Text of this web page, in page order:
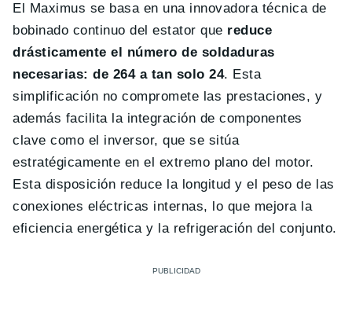
El Maximus se basa en una innovadora técnica de
bobinado continuo del estator que reduce
drásticamente el número de soldaduras
necesarias: de 264 a tan solo 24. Esta
simplificación no compromete las prestaciones, y
además facilita la integración de componentes
clave como el inversor, que se sitúa
estratégicamente en el extremo plano del motor.
Esta disposición reduce la longitud y el peso de las
conexiones eléctricas internas, lo que mejora la
eficiencia energética y la refrigeración del conjunto.